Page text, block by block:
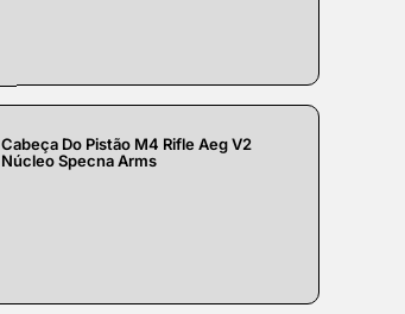
Cabeça Do Pistão M4 Rifle Aeg V2
Núcleo Specna Arms